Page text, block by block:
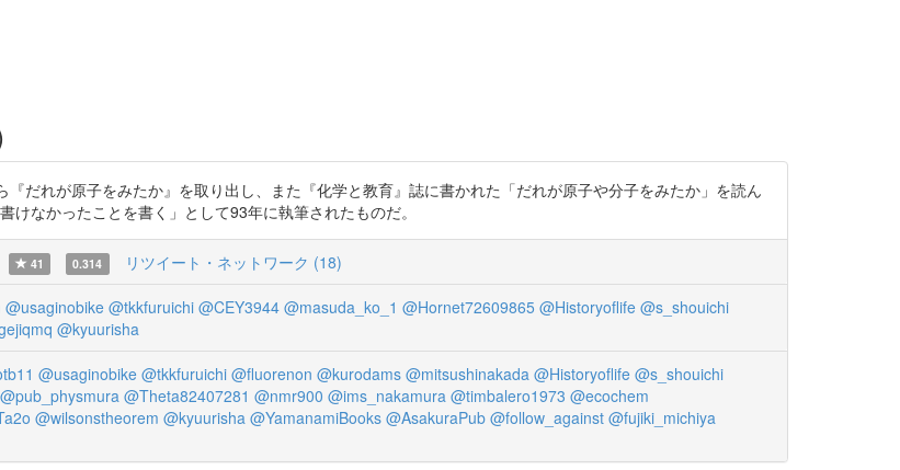
だれが原子をみたか』を取り出し、また『化学と教育』誌に書かれた「だれが原子や分子をみたか」を読ん
なかったことを書く」として93年に執筆されたものだ。
41 0.314 リツイート・ネットワーク (18)
@usaginobike @tkkfuruichi @CEY3944 @masuda_ko_1 @Hornet72609865 @Historyoflife @s_shouichi
@kyuurisha
@usaginobike @tkkfuruichi @fluorenon @kurodams @mitsushinakada @Historyoflife @s_shouichi
@pub_physmura @Theta82407281 @nmr900 @ims_nakamura @timbalero1973 @ecochem
@wilsonstheorem @kyuurisha @YamanamiBooks @AsakuraPub @follow_against @fujiki_michiya